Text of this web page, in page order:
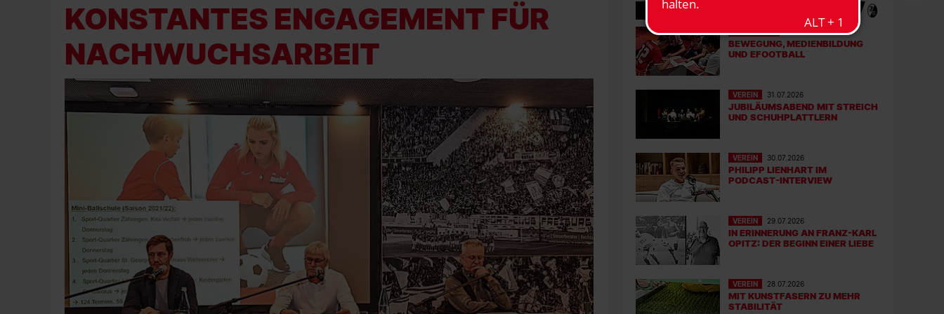
KONSTANTES ENGAGEMENT FÜR
NACHWUCHSARBEIT
EFOOTBALL 06.08.2026
BEWEGUNG, MEDIENBILDUNG
UND EFOOTBALL
VEREIN 31.07.2026
JUBILÄUMSABEND MIT STREICH
UND SCHUHPLATTLERN
VEREIN 30.07.2026
PHILIPP LIENHART IM
PODCAST-INTERVIEW
VEREIN 29.07.2026
IN ERINNERUNG AN FRANZ-KARL
OPITZ: DER BEGINN EINER LIEBE
VEREIN 28.07.2026
MIT KUNSTFASERN ZU MEHR
STABILITÄT